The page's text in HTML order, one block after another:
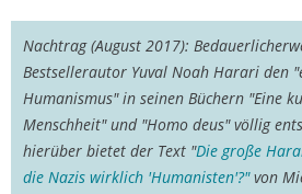
Nachtrag (August 2017):
Bestsellerautor Yuval Noah Harari den
Humanismus" in seinen Büchern "Eine
Menschheit" und "Homo deus" völlig
hierüber bietet der Text "Die große
die Nazis wirklich 'Humanisten'?"von